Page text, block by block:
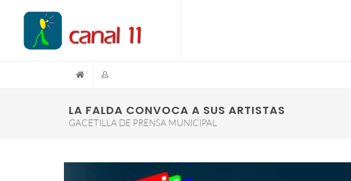
LA FALDA CONVOCA A SUS ARTISTAS
GACETILLA DE PRENSA MUNICIPAL